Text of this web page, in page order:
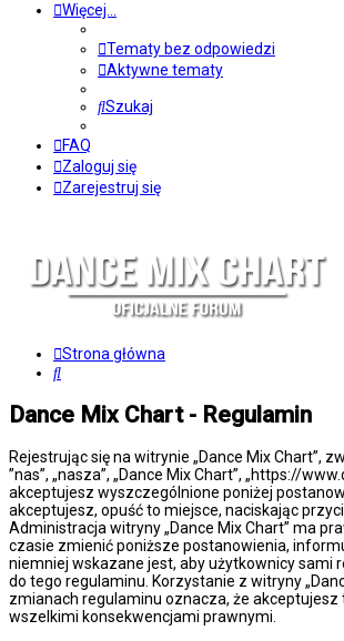
Więcej…
Tematy bez odpowiedzi
Aktywne tematy
Szukaj
FAQ
Zaloguj się
Zarejestruj się
Strona główna
Szukaj
Dance Mix Chart - Regulamin
Rejestrując się na witrynie „Dance Mix Chart”,
”nas”, „nasza”, „Dance Mix Chart”, „https://
akceptujesz wyszczególnione poniżej
akceptujesz, opuść to miejsce, naciskając
Administracja witryny „Dance Mix Chart” ma
czasie zmienić poniższe postanowienia,
niemniej wskazane jest, aby użytkownicy sami
do tego regulaminu. Korzystanie z witryny
zmianach regulaminu oznacza, że akceptujesz
wszelkimi konsekwencjami prawnymi.